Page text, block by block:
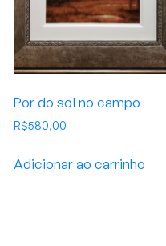
Por do sol no campo
R$580,00
Adicionar ao carrinho